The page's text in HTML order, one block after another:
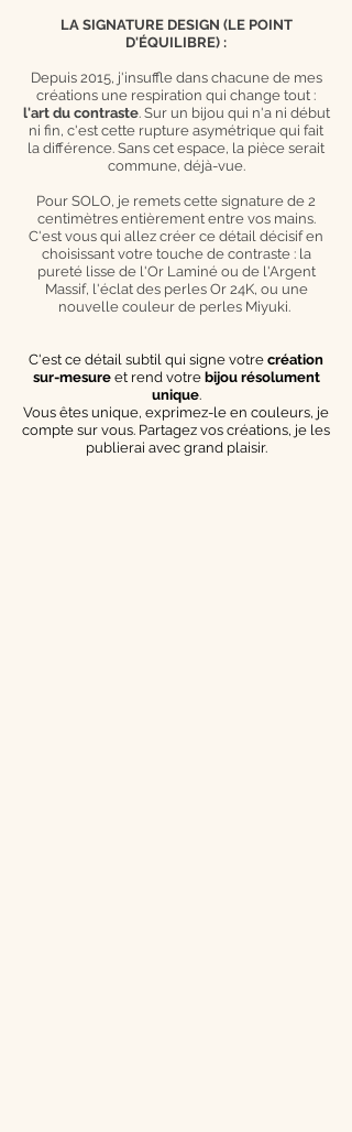
LA SIGNATURE DESIGN (LE POINT
D'ÉQUILIBRE) :
Depuis 2015, j'insuffle dans chacune de mes
créations une respiration qui change tout :
l'art du contraste. Sur un bijou qui n'a ni début
ni fin, c'est cette rupture asymétrique qui fait
la différence. Sans cet espace, la pièce serait
commune, déjà-vue.
Pour SOLO, je remets cette signature de 2
centimètres entièrement entre vos mains.
C'est vous qui allez créer ce détail décisif en
choisissant votre touche de contraste : la
pureté lisse de l'Or Laminé ou de l'Argent
Massif, l'éclat des perles Or 24K, ou une
nouvelle couleur de perles Miyuki.
C'est ce détail subtil qui signe votre création
sur-mesureet rend votre bijou résolument
unique.
Vous êtes unique, exprimez-le en couleurs, je
compte sur vous. Partagez vos créations, je les
publierai avec grand plaisir.